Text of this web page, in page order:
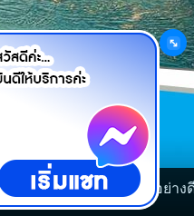
เว็บมาสเตอร์
ดภัยข้อมูลของท่านเป็นอย่าง